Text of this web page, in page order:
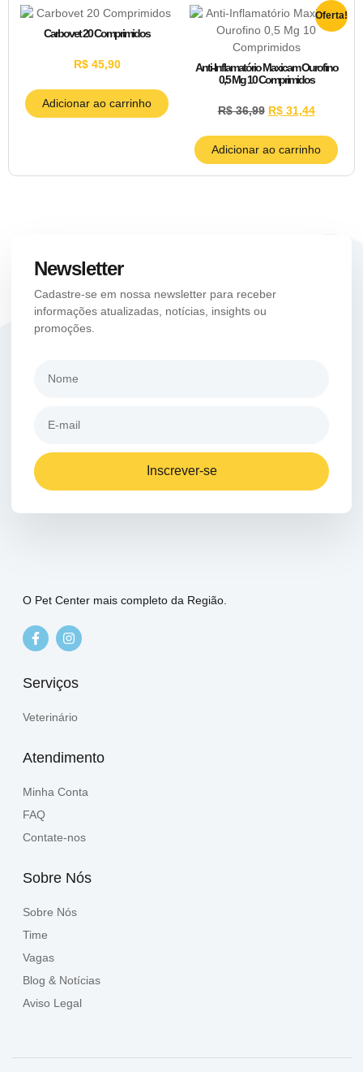
Carbovet 20 Comprimidos
R$45,90
Adicionar ao carrinho
Oferta!
Anti-Inflamatório Maxicam Ourofino
0,5 Mg 10 Comprimidos
R$36,99 R$31,44
Adicionar ao carrinho
Newsletter
Cadastre-se em nossa newsletter para receber
informações atualizadas, notícias, insights ou
promoções.
Inscrever-se
O Pet Center mais completo da Região.
Serviços
Veterinário
Atendimento
Minha Conta
FAQ
Contate-nos
Sobre Nós
Sobre Nós
Time
Vagas
Blog & Notícias
Aviso Legal